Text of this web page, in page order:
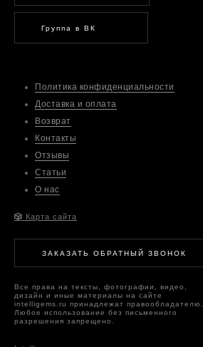
ЗАКАЗАТЬ ОБРАТНЫЙ ЗВОНОК
Все права на тексты, фотографии, видео,
дизайн и иные материалы на сайте
intelligems.ru принадлежат правообладателю.
Любое использование без письменного
разрешения запрещено.
Политика конфиденциальности
Доставка и оплата
Возврат
Контакты
Отзывы
Статьи
О нас
Группа в ВК
🎲 Карта сайта